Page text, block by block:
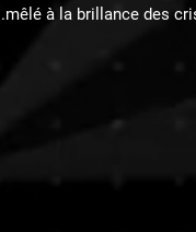
mêlé à la brillance des